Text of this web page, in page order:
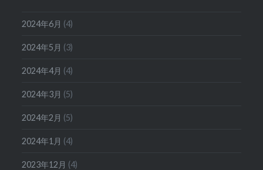
2024年6月 (4)
2024年5月 (3)
2024年4月 (4)
2024年3月 (5)
2024年2月 (5)
2024年1月 (4)
2023年12月 (4)